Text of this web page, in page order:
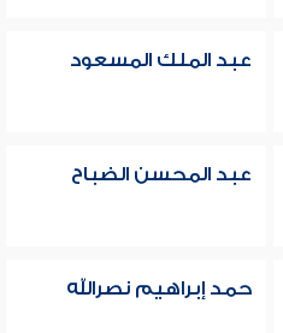
عبد الملك المسعود
عبد المحسن الضباح
حمد إبراهيم نصرالله